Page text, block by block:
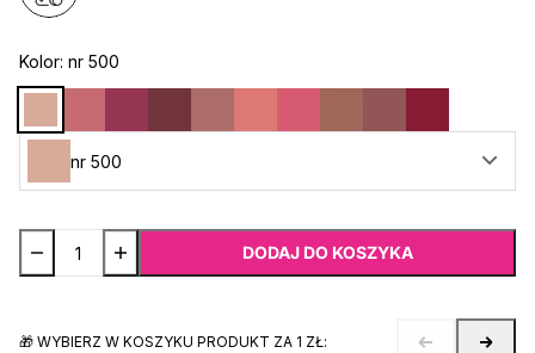
Kolor: nr 500
nr 500
DODAJ DO KOSZYKA
🎁 WYBIERZ W KOSZYKU PRODUKT ZA 1 ZŁ: